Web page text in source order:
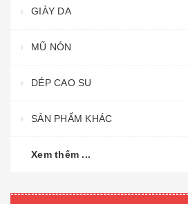
GIÀY DA
MŨ NÓN
DÉP CAO SU
SẢN PHẨM KHÁC
Xem thêm ...